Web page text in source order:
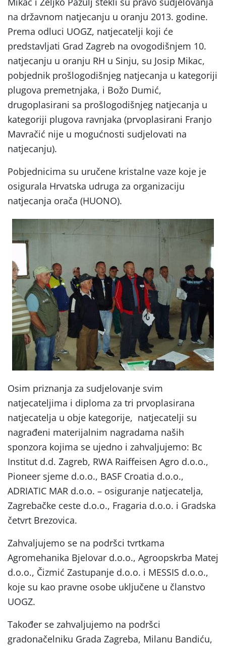
na državnom natjecanju u oranju 2013. godine.
Prema odluci UOGZ, natjecatelji koji će
predstavljati Grad Zagreb na ovogodišnjem 10.
natjecanju u oranju RH u Sinju, su Josip Mikac,
pobjednik prošlogodišnjeg natjecanja u kategoriji
plugova premetnjaka, i Božo Dumić,
drugoplasirani sa prošlogodišnjeg natjecanja u
kategoriji plugova ravnjaka (prvoplasirani Franjo
Mavračić nije u mogućnosti sudjelovati na
natjecanju).
Pobjednicima su uručene kristalne vaze koje je
osigurala Hrvatska udruga za organizaciju
natjecanja orača (HUONO).
Osim priznanja za sudjelovanje svim
natjecateljima i diploma za tri prvoplasirana
natjecatelja u obje kategorije, natjecatelji su
nagrađeni materijalnim nagradama naših
sponzora kojima se ujedno i zahvaljujemo: Bc
Institut d.d. Zagreb, RWA Raiffeisen Agro d.o.o.,
Pioneer sjeme d.o.o., BASF Croatia d.o.o.,
ADRIATIC MAR d.o.o. – osiguranje natjecatelja,
Zagrebačke ceste d.o.o., Fragaria d.o.o. i Gradska
četvrt Brezovica.
Zahvaljujemo se na podršci tvrtkama
Agromehanika Bjelovar d.o.o., Agroopskrba Matej
d.o.o., Čizmić Zastupanje d.o.o. i MESSIS d.o.o.,
koje su kao pravne osobe uključene u članstvo
UOGZ.
Također se zahvaljujemo na podršci
gradonačelniku Grada Zagreba, Milanu Bandiću,